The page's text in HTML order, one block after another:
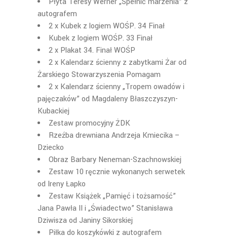
autografem
2 x Kubek z logiem WOŚP. 34 Finał
Kubek z logiem WOŚP. 33 Finał
2 x Plakat 34. Finał WOŚP
2 x Kalendarz ścienny z zabytkami Żar od
Żarskiego Stowarzyszenia Pomagam
2 x Kalendarz ścienny „Tropem owadów i
pajęczaków” od Magdaleny Błaszczyszyn-
Kubackiej
Zestaw promocyjny ŻDK
Rzeźba drewniana Andrzeja Kmiecika –
Dziecko
Obraz Barbary Neneman-Szachnowskiej
Zestaw 10 ręcznie wykonanych serwetek
od Ireny Łapko
Zestaw Książek „Pamięć i tożsamość”
Jana Pawła II i „Świadectwo” Stanisława
Dziwisza od Janiny Sikorskiej
Piłka do koszykówki z autografem